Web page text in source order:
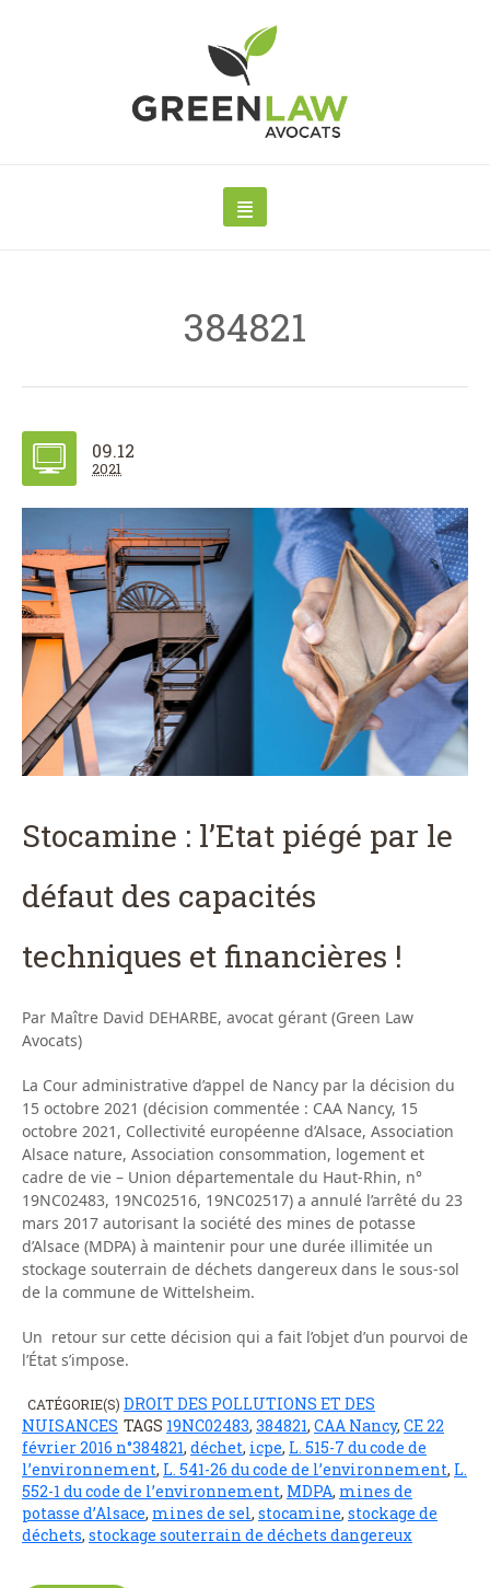
384821
09.12
2021
Stocamine : l’Etat piégé par le
défaut des capacités
techniques et financières !
Par Maître David DEHARBE, avocat gérant (Green Law
Avocats)
La Cour administrative d’appel de Nancy par la décision du
15 octobre 2021 (décision commentée : CAA Nancy, 15
octobre 2021, Collectivité européenne d’Alsace, Association
Alsace nature, Association consommation, logement et
cadre de vie – Union départementale du Haut-Rhin, n°
19NC02483, 19NC02516, 19NC02517) a annulé l’arrêté du 23
mars 2017 autorisant la société des mines de potasse
d’Alsace (MDPA) à maintenir pour une durée illimitée un
stockage souterrain de déchets dangereux dans le sous-sol
de la commune de Wittelsheim.
Un retour sur cette décision qui a fait l’objet d’un pourvoi de
l’État s’impose.
CATÉGORIE(S) DROIT DES POLLUTIONS ET DES
NUISANCES TAGS 19NC02483, 384821, CAA Nancy, CE 22
février 2016 n°384821, déchet, icpe, L. 515-7 du code de
l’environnement, L. 541-26 du code de l’environnement, L.
552-1 du code de l’environnement, MDPA, mines de
potasse d’Alsace, mines de sel, stocamine, stockage de
déchets, stockage souterrain de déchets dangereux